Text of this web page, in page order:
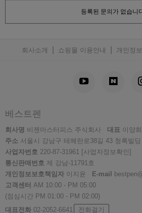
등록된 문의가 없습니
회사소개 쇼핑몰 이용안내 개인정
베스트펜
회사명 비젠마스터피스 주식회사 대표 이양희
주소 서울시 강남구 테헤란로38길 43 청록빌
사업자번호 220-87-31961 [사업자정보확인]
통신판매번호 제 강남-11791호
개인정보보호책임자 이지윤 E-mail
고객센터 AM 10:00 - PM 05:00
(점심시간 PM 01:00 - PM 02:00)
대표전화 02-2052-6641 전화걸기